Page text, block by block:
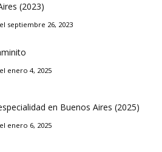
(2023)
septiembre 26, 2023
enero 4, 2025
en Buenos Aires (2025)
enero 6, 2025